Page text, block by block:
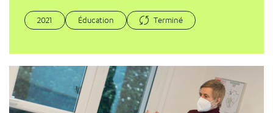
2021 Éducation Terminé